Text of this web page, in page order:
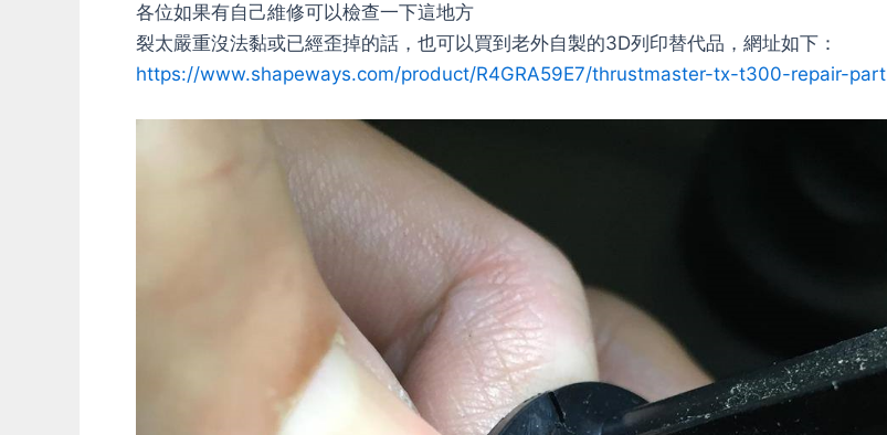
各位如果有自己維修可以檢查一下這地方
裂太嚴重沒法黏或已經歪掉的話，也可以買到老外自製的3D列印替代品，網址如下：
https://www.shapeways.com/product/R4GRA59E7/thrustmaster-tx-t300-repair-part